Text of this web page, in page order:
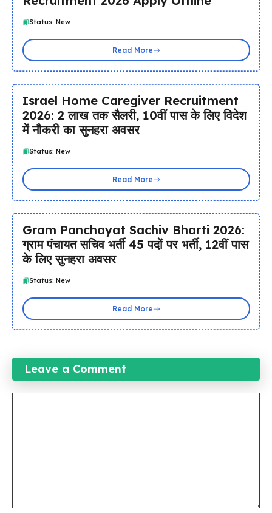
Status: New
Read More
Israel Home Caregiver Recruitment
2026: ₹2 लाख तक सैलरी, 10वीं पास के लिए विदेश
में नौकरी का सुनहरा अवसर
Status: New
Read More
Gram Panchayat Sachiv Bharti 2026:
ग्राम पंचायत सचिव भर्ती 45 पदों पर भर्ती, 12वीं पास
के लिए सुनहरा अवसर
Status: New
Read More
Leave a Comment